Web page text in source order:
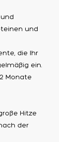
und
die Ihr
ein.
Monate
Hitze
der